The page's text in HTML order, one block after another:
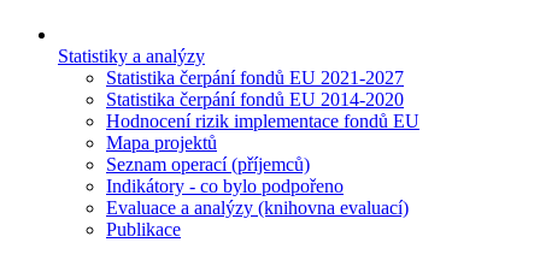
Statistiky a analýzy
Statistika čerpání fondů EU 2021-2027
Statistika čerpání fondů EU 2014-2020
Hodnocení rizik implementace fondů EU
Mapa projektů
Seznam operací (příjemců)
Indikátory - co bylo podpořeno
Evaluace a analýzy (knihovna evaluací)
Publikace